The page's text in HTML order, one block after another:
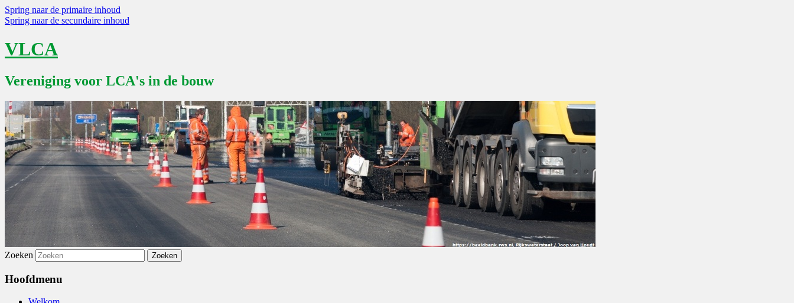
Spring naar de primaire inhoud
Spring naar de secundaire inhoud
VLCA
Vereniging voor LCA's in de bouw
Zoeken
Hoofdmenu